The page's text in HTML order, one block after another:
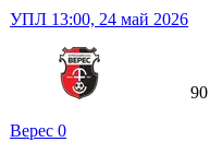
УПЛ 13:00, 24 май 2026
Верес 0
90